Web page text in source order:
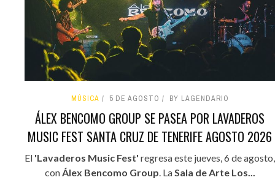
MÚSICA 5 DE AGOSTO BY LAGENDARIO
ÁLEX BENCOMO GROUP SE PASEA POR LAVADEROS
MUSIC FEST SANTA CRUZ DE TENERIFE AGOSTO 2026
El 'Lavaderos Music Fest' regresa este jueves, 6 de agosto,
conÁlex Bencomo Group. LaSala de Arte Los...